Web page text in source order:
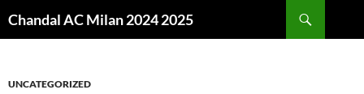
Chandal AC Milan 2024 2025
UNCATEGORIZED